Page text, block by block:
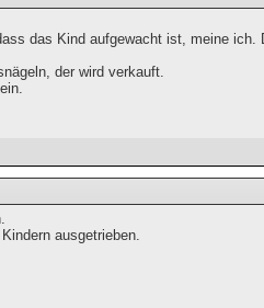
das Kind aufgewacht ist, meine ich.
der wird verkauft.
ausgetrieben.